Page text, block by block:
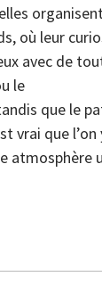
où leur
avec de
le
que le
vrai que
atmosphère